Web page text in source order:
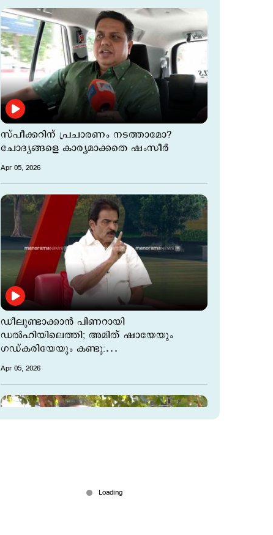
സ്പീക്കറിന് പ്രചാരണം നടത്താമോ?
ചോദ്യങ്ങളെ കാര്യമാക്കതെ ഷംസീര്‍
Apr 05, 2026
ഡീലുണ്ടാക്കാന്‍ പിണറായി
ഡല്‍ഹിയിലെത്തി; അമിത് ഷായേയും
ഗഡ്കരിയേയും കണ്ടു:
Apr 05, 2026